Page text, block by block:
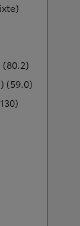
(59.0)